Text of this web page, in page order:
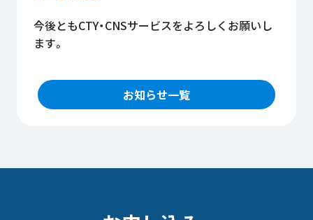
今後ともCTY・CNSサービスをよろしくお願いし
ます。
お知らせ一覧